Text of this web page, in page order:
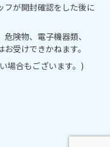
tearmoon-
フが開封確認をした後に
険物、電子機器類、
受けできかねます。
場合もございます。)